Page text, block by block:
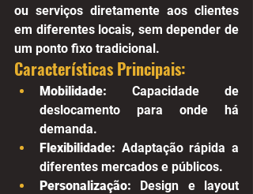
ou serviços diretamente aos clientes
em diferentes locais, sem depender de
um ponto fixo tradicional.
Características Principais:
Mobilidade: Capacidade de
deslocamento para onde há
demanda.
Flexibilidade: Adaptação rápida a
diferentes mercados e públicos.
Personalização: Design e layout